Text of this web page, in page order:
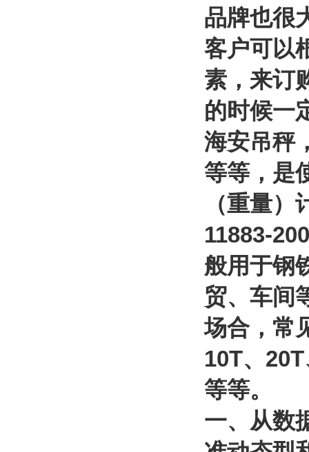
品牌也很
客户可以
素，来订
的时候一
海安吊秤
等等，是
（重量
11883-
般用于钢
贸、车间
场合，常
10T、 20T
等等。
一、从数